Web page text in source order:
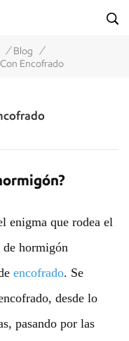
/ Blog /
Encofrado
enigma que rodea el
de hormigón
encofrado. Se
desde lo
pasando por las